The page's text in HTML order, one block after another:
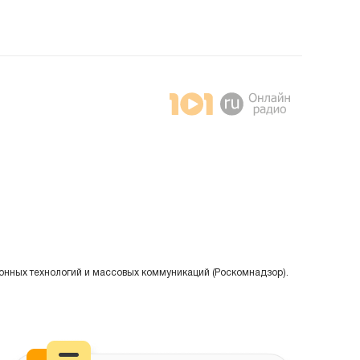
технологий и массовых коммуникаций (Роскомнадзор).